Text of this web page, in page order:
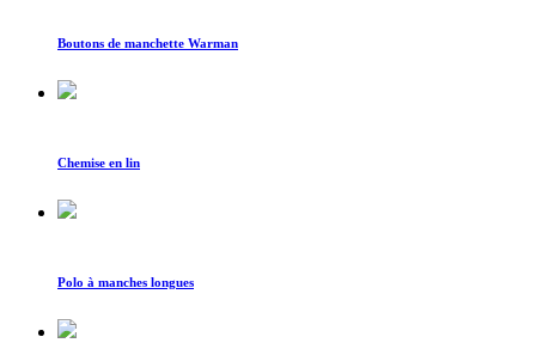
Boutons de manchette Warman
Chemise en lin
Polo à manches longues